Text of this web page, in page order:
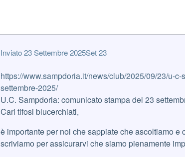
Inviato23 Settembre 2025Set 23
https://www.sampdoria.it/news/club/2025/09/23/u-
settembre-2025/
U.C. Sampdoria: comunicato stampa del 23
Cari tifosi blucerchiati,
è importante per noi che sappiate che ascoltiamo
scriviamo per assicurarvi che siamo pienamente